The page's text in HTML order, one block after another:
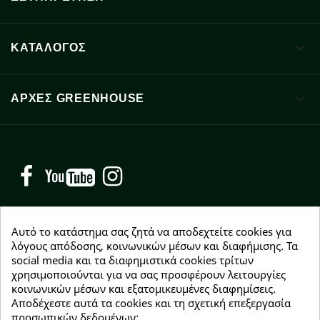
ΚΑΤΑΛΟΓΟΣ 
ΑΡΧΈΣ GREENHOUSE 
Facebook YouTube
NEWSLETTER
Εγγραφείτε δωρεάν και θα είστε οι πρώτοι που θα
λάβετε τα νέα μας γύρω από προσφορές, εκπτώσεις
και νέα προϊόντα.
Αυτό το κατάστημα σας ζητά να αποδεχτείτε cookies για
λόγους απόδοσης, κοινωνικών μέσων και διαφήμισης. Τα
social media και τα διαφημιστικά cookies τρίτων
χρησιμοποιούνται για να σας προσφέρουν λειτουργίες
κοινωνικών μέσων και εξατομικευμένες διαφημίσεις.
Αποδέχεστε αυτά τα cookies και τη σχετική επεξεργασία
προσωπικών δεδομένων;